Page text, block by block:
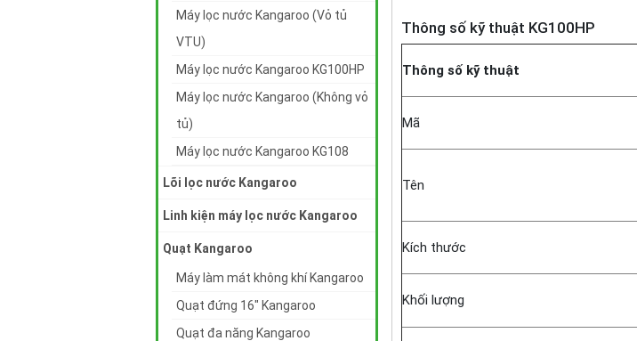
Máy lọc nước Kangaroo (Vỏ tủ
VTU)
Máy lọc nước Kangaroo KG100HP
Máy lọc nước Kangaroo (Không vỏ
tủ)
Máy lọc nước Kangaroo KG108
Lõi lọc nước Kangaroo
Linh kiện máy lọc nước Kangaroo
Quạt Kangaroo
Máy làm mát không khí Kangaroo
Quạt đứng 16" Kangaroo
Quạt đa năng Kangaroo
Thông số kỹ thuật KG100HP
Thông số kỹ thuật
Mã
Tên
Kích thước
Khối lượng